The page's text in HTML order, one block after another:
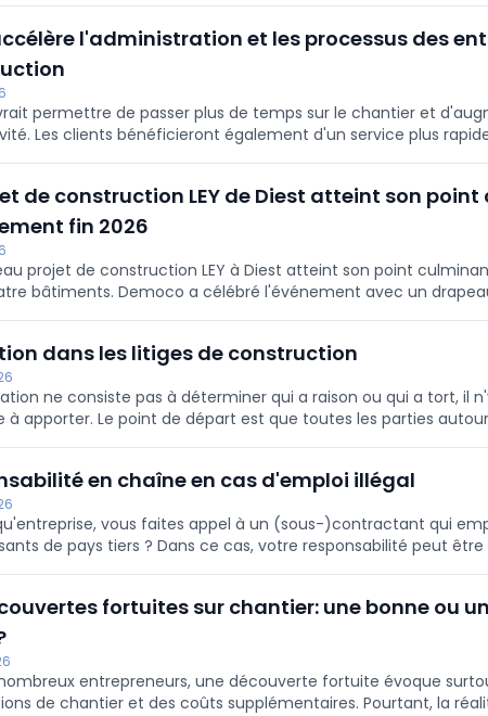
vient d'être défini.
l'administration et les processus des
permettre de passer plus de temps sur le chantier et
Les clients bénéficieront également d'un service plus
de construction LEY de Diest atteint son
fin 2026
projet de construction LEY à Diest atteint son point
bâtiments. Democo a célébré l'événement avec un
dans les litiges de construction
ne consiste pas à déterminer qui a raison ou qui a tort, il
à apporter. Le point de départ est que toutes les parties
en chaîne en cas d'emploi illégal
vous faites appel à un (sous-)contractant qui
de pays tiers ? Dans ce cas, votre responsabilité peut
fortuites sur chantier: une bonne ou
entrepreneurs, une découverte fortuite évoque
de chantier et des coûts supplémentaires. Pourtant, la